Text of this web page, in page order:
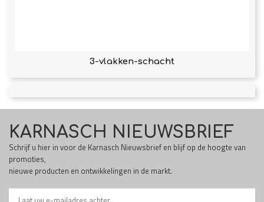
3-vlakken-schacht
KARNASCH NIEUWSBRIEF
Schrijf u hier in voor de Karnasch Nieuwsbrief en blijf op de hoogte van
promoties,
nieuwe producten en ontwikkelingen in de markt.